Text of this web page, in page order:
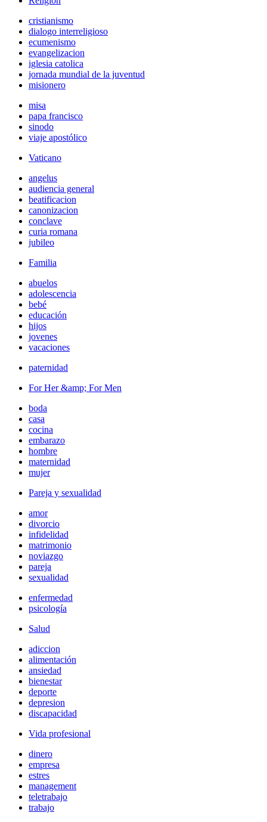
cristianismo
dialogo interreligioso
ecumenismo
evangelizacion
iglesia catolica
jornada mundial de la juventud
misionero
misa
papa francisco
sinodo
viaje apostólico
Vaticano
angelus
audiencia general
beatificacion
canonizacion
conclave
curia romana
jubileo
Familia
abuelos
adolescencia
bebé
educación
hijos
jovenes
vacaciones
paternidad
For Her &amp; For Men
boda
casa
cocina
embarazo
hombre
maternidad
mujer
Pareja y sexualidad
amor
divorcio
infidelidad
matrimonio
noviazgo
pareja
sexualidad
enfermedad
psicología
Salud
adiccion
alimentación
ansiedad
bienestar
deporte
depresion
discapacidad
Vida profesional
dinero
empresa
estres
management
teletrabajo
trabajo